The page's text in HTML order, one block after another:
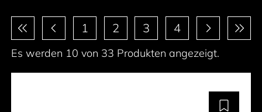
Paginierung 1 2 3 4
Es werden 10 von 33 Produkten angezeigt.